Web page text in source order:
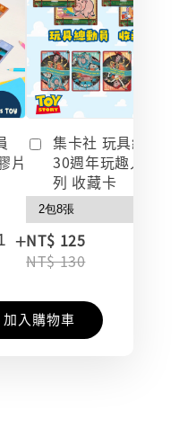
片
+
集卡社 玩具總動員
30週年玩趣人生系
列 收藏卡
NT$ 125
NT$ 130
加入購物車